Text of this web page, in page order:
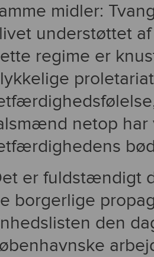
midler:
understøttet
regime er
netop
er fuldstændigt
borgerlige
den